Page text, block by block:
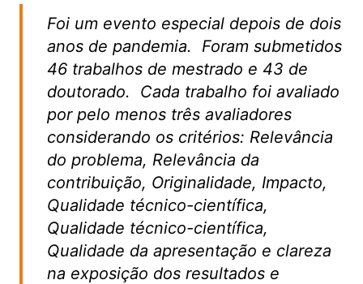
Foi um evento especial depois de dois
anos de pandemia. Foram submetidos
46 trabalhos de mestrado e 43 de
doutorado. Cada trabalho foi avaliado
por pelo menos três avaliadores
considerando os critérios: Relevância
do problema, Relevância da
contribuição, Originalidade, Impacto,
Qualidade técnico-científica,
Qualidade técnico-científica,
Qualidade da apresentação e clareza
na exposição dos resultados e